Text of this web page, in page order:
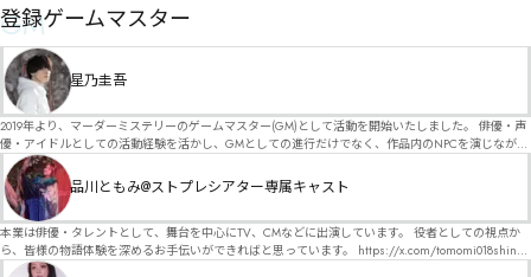
GM
登録ゲームマスター
星乃圭吾
2019年より、マーダーミステリーのゲームマスター(GM)として活動を開始いたしました。 俳優・声
優・アイドルとしての活動経験を活かし、GMとしての進行だけでなく、作品内のNPCを演じなが
ら、お客様に物語の世界へ入り込んでいただくような演出・サービスを得意としています。 自分自
身でも作品制作を行っているので、作家さんが作品に込めた想いや意図を大切にしながら、その作
品の魅力をお客様に届けられるような公演を心がけています。 参加してくださる皆様がどんなエン
ディングを迎えるのか、どんな物語が生まれるのかを想像しながら、公演を進めていく時間が本当
に大好きです！ 対応可能作品は、オフライン（対面）作品のみとなります。 得意分野をひとつ挙げ
るなら恋愛もの（恋愛要素を含むシナリオ）ですが、ファンタジー、デスゲーム、青春ものなど、
ジャンルを問わず幅広く対応可能です！お任せください！ 《所属団体・店舗》 ★ Lanbelysma -ラン
品川ともみ@ストプレシアター専属キャスト
本業は俳優・タレントとして、舞台を中心にTV、CMなどに出演しています。 役者としての視点か
ら、皆様の物語体験を深めるお手伝いができればと思っています。 https://x.com/tomomi018shin?
s=11 活動内容はSNSにて投稿しています。 SPT所属。 ストーリープレイングシアター「星詠みの